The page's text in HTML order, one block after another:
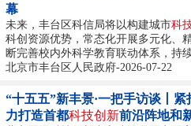
幕
未来，丰台区科信局将以构建城市科
科创资源优势，常态化开展多元化、
断完善校内外科学教育联动体系，持
科普教育加法，以常态化科普赋能丰
北京市丰台区人民政府-2026-07-22
“十五五”新丰景·一把手访谈丨
力打造首都科技创新前沿阵地和